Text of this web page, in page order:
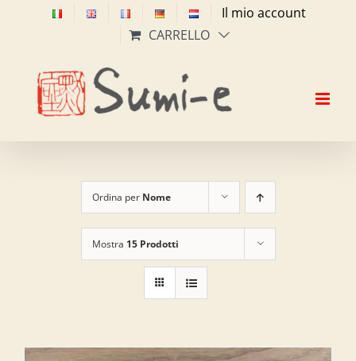
Il mio account
CARRELLO
Ordina per Nome
Mostra 15 Prodotti